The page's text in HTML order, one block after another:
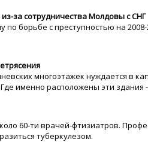
за сотрудничества Молдовы с СНГ
по борьбе с преступностью на
многоэтажек нуждается в
именно расположены эти здания -
60-ти врачей-фтизиатров.
туберкулезом.